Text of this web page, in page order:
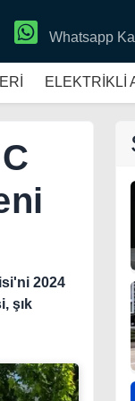
Whatsapp
ELEKTRİKLİ
2024
şık